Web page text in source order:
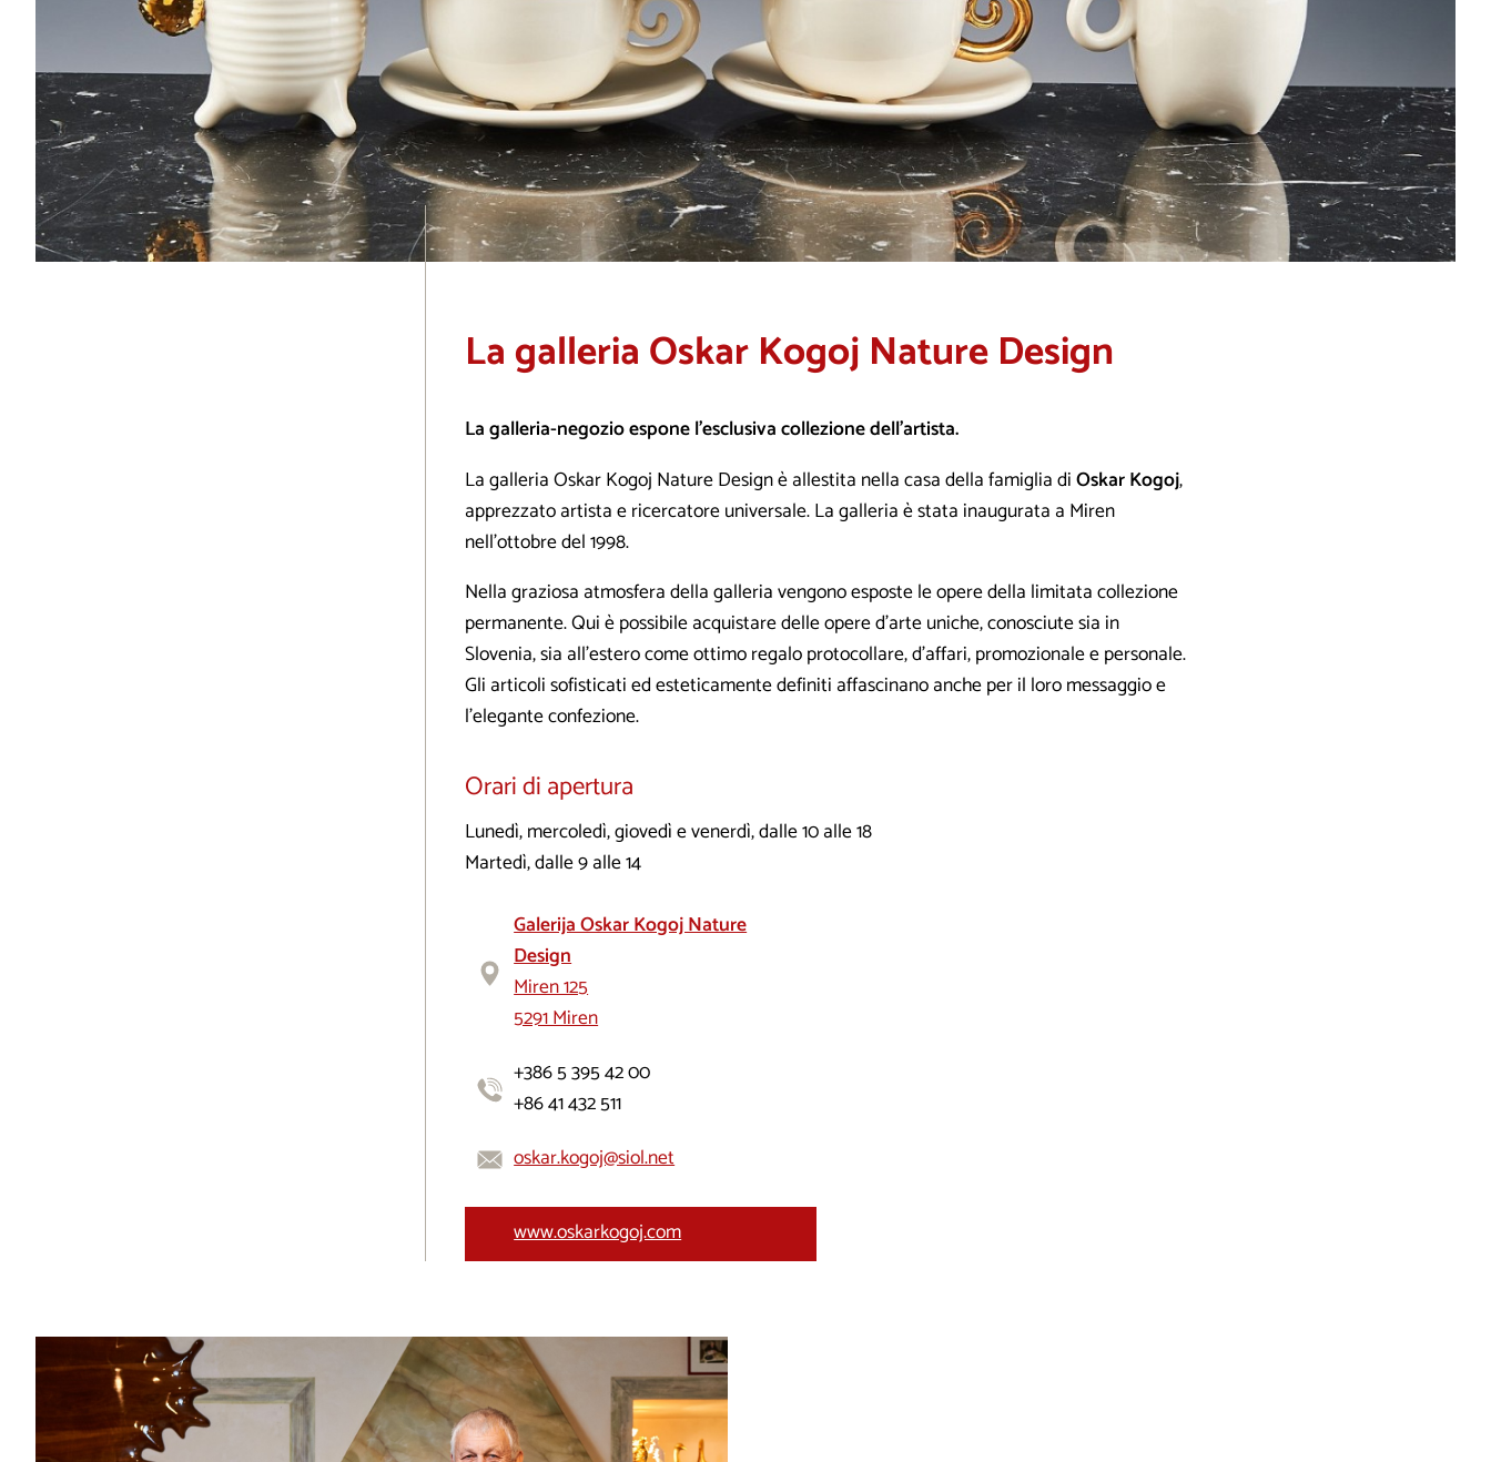
La galleria Oskar Kogoj Nature Design
La galleria-negozio espone l’esclusiva collezione dell’artista.
La galleria Oskar Kogoj Nature Design è allestita nella casa della famiglia diOskar Kogoj,
apprezzato artista e ricercatore universale. La galleria è stata inaugurata a Miren
nell’ottobre del 1998.
Nella graziosa atmosfera della galleria vengono esposte le opere della limitata collezione
permanente. Qui è possibile acquistare delle opere d’arte uniche, conosciute sia in
Slovenia, sia all’estero come ottimo regalo protocollare, d’affari, promozionale e personale.
Gli articoli sofisticati ed esteticamente definiti affascinano anche per il loro messaggio e
l’elegante confezione.
Orari di apertura
Lunedì, mercoledì, giovedì e venerdì, dalle 10 alle 18
Martedì, dalle 9 alle 14
Galerija Oskar Kogoj Nature
Design
Miren 125
5291 Miren
+386 5 395 42 00
+86 41 432 511
oskar.kogoj@siol.net
www.oskarkogoj.com